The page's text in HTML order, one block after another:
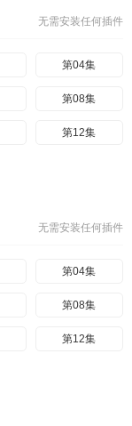
无需安装任何插件
第04集
第08集
第12集
无需安装任何插件
第04集
第08集
第12集